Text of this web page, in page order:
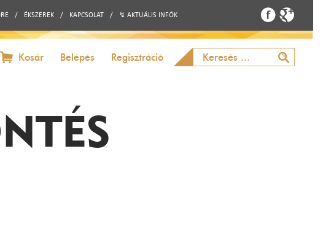
/ ÉKSZEREK / KAPCSOLAT / ↯ AKTUÁLIS INFÓK
Kosár Belépés Regisztráció